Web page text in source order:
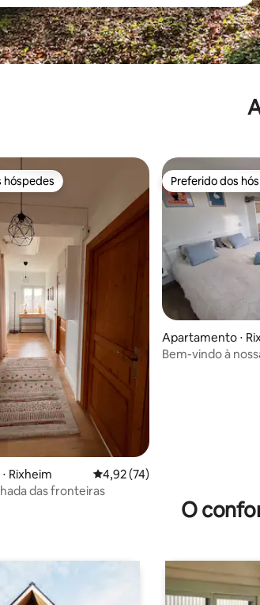
hóspedes
hóspedes
Rixheim 4,92 de uma avaliação média
4,92 (74)
das fronteiras
Preferido dos
Preferido dos
Apartamento ⋅
Bem-vindo à
O